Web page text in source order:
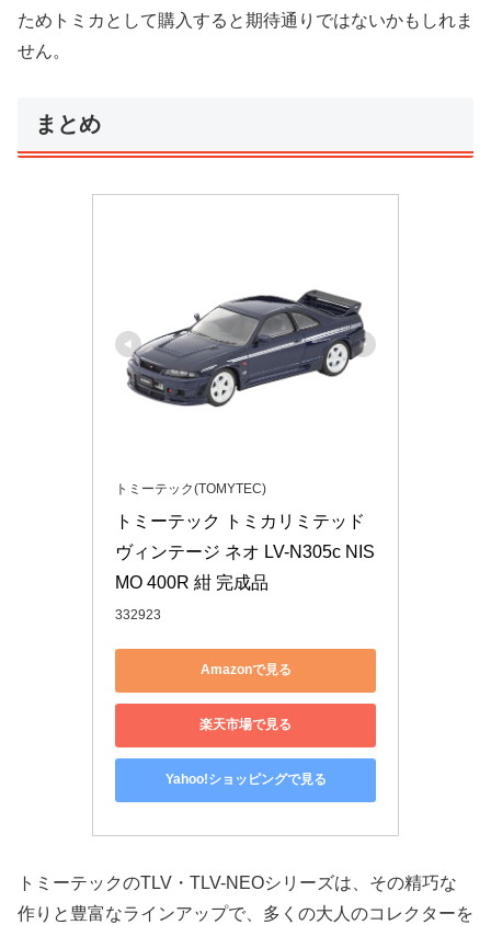
ためトミカとして購入すると期待通りではないかもしれま
せん。
まとめ
トミーテック(TOMYTEC)
トミーテック トミカリミテッド
ヴィンテージ ネオ LV-N305c NIS
MO 400R 紺 完成品
332923
Amazonで見る
楽天市場で見る
Yahoo!ショッピングで見る
トミーテックのTLV・TLV-NEOシリーズは、その精巧な
作りと豊富なラインアップで、多くの大人のコレクターを